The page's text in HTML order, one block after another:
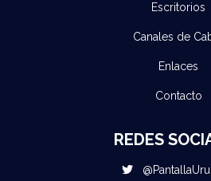
Escritorios
Canales de
Enlaces
Contacto
REDES